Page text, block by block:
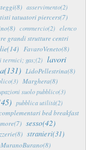
asservimento(2)
tatuatori piercers(7)
commercio(2) elenco
grandi strutture centri
FavaroVeneto(8)
termici; gas;(2) lavori
LidoPellestrina(8)
Marghera(8)
suolo pubblico(3)
pubblica utilità(2)
bed breakfast
sesso(42)
stranieri(31)